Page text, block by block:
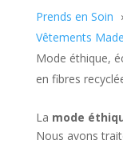
Prends en Soin
Vêtements
Mode éthique,
en fibres
La mode
Nous avons